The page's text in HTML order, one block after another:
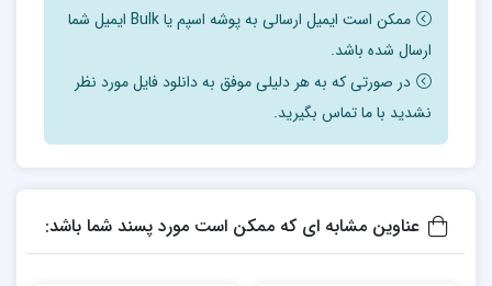
ممکن است ایمیل ارسالی به پوشه اسپم یا Bulk ایمیل شما
ارسال شده باشد.
در صورتی که به هر دلیلی موفق به دانلود فایل مورد نظر
نشدید با ما تماس بگیرید.
عناوین مشابه ای که ممکن است مورد پسند شما باشد: